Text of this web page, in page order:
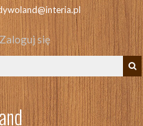
Zaloguj się